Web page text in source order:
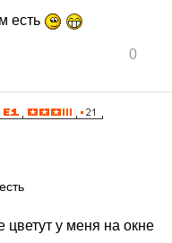
есть
0
цветут у меня на окне